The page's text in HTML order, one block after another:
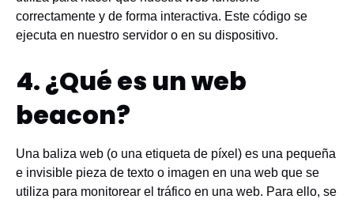
correctamente y de forma interactiva. Este código se
ejecuta en nuestro servidor o en su dispositivo.
4. ¿Qué es un web
beacon?
Una baliza web (o una etiqueta de píxel) es una pequeña
e invisible pieza de texto o imagen en una web que se
utiliza para monitorear el tráfico en una web. Para ello, se